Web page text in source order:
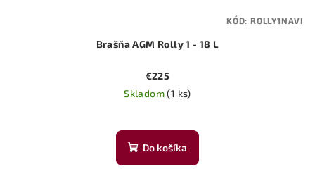
Brašňa AGM Rolly 1 - 18 L
€225
Skladom(1 ks)
Do košíka
KÓD: ROLLY1NAVI